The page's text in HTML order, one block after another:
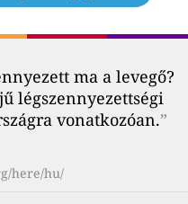
ma a levegő?
légszennyezettségi
vonatkozóan.”
here/hu/